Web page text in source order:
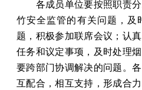
各成员单位要按照职责分
竹安全监管的有关问题，及
题，积极参加联席会议；认
任务和议定事项，及时处理
要跨部门协调解决的问题。
互配合，相互支持，形成合